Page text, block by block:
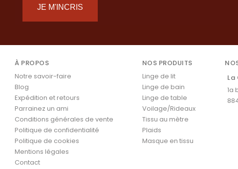
JE M'INCRIS
À PROPOS
Notre savoir-faire
Blog
Expédition et retours
Parrainez un ami
Conditions générales de vente
Politique de confidentialité
Politique de cookies
Mentions légales
Contact
NOS PRODUITS
Linge de lit
Linge de bain
Linge de table
Voilage/Rideaux
Tissu au mètre
Plaids
Masque en tissu
La
1a